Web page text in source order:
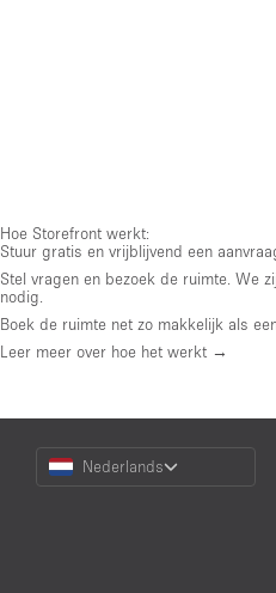
Hoe Storefront werkt:
Stuur gratis en vrijblijvend een
Stel vragen en bezoek de ruimte. We
nodig.
Boek de ruimte net zo makkelijk als
Leer meer over hoe het werkt →
Choose
Language
Nederlands